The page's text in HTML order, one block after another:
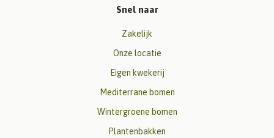
Snel naar
Zakelijk
Onze locatie
Eigen kwekerij
Mediterrane bomen
Wintergroene bomen
Plantenbakken